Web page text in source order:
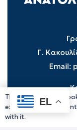
Γ.
Email:
EL
This website uses
experience. If you
with it.